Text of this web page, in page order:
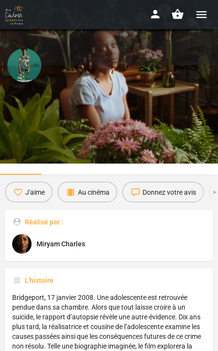
Cette Maison
2022 - 1h25
Date de sortie
27 décembre 2023 Disponibilité : AU CINÉMA
Détails Bande-annonce Avis 0
J'aime Au cinéma Donnez votre avis
Réalisé par :
Miryam Charles
L'histoire
Bridgeport, 17 janvier 2008. Une adolescente est retrouvée
pendue dans sa chambre. Alors que tout laisse croire à un
suicide, le rapport d’autopsie révèle une autre évidence. Dix ans
plus tard, la réalisatrice et cousine de l’adolescente examine les
causes passées ainsi que les conséquences futures de ce crime
non résolu. Telle une biographie imaginée, le film explorera la